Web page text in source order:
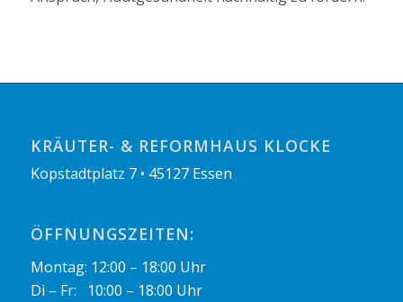
KRÄUTER- & REFORMHAUS KLOCKE
Kopstadtplatz 7 • 45127 Essen
ÖFFNUNGSZEITEN:
Montag: 12:00 – 18:00 Uhr
Di – Fr: 10:00 – 18:00 Uhr